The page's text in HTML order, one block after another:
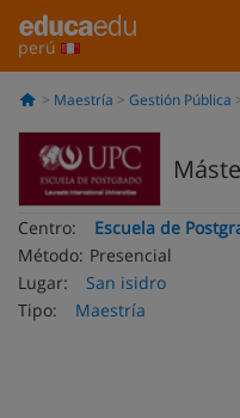
perú
Maestría Gestión Pública
Centro:
Escuela de
Método: Presencial
Lugar:
San isidro
Tipo:
Maestría